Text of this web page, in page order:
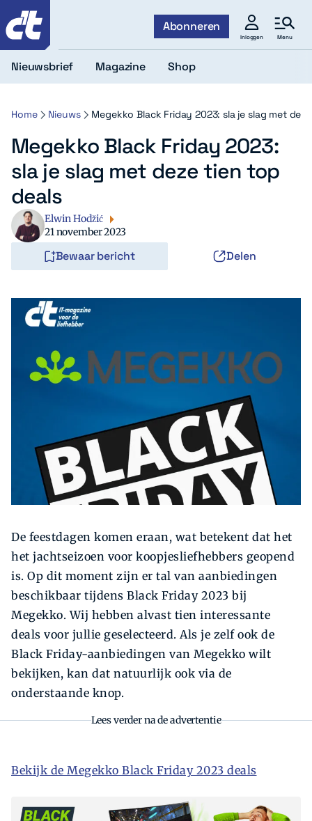
Abonneren
Inloggen Menu
Zoeken
Nieuwsbrief Magazine Shop
Home Nieuws Megekko Black Friday 2023: sla je slag met
Megekko Black Friday 2023:
sla je slag met deze tien top
deals
Elwin Hodžić
21 november 2023
Bewaar bericht Delen
De feestdagen komen eraan, wat betekent dat het
het jachtseizoen voor koopjesliefhebbers geopend
is. Op dit moment zijn er tal van aanbiedingen
beschikbaar tijdens Black Friday 2023 bij
Megekko. Wij hebben alvast tien interessante
deals voor jullie geselecteerd. Als je zelf ook de
Black Friday-aanbiedingen van Megekko wilt
bekijken, kan dat natuurlijk ook via de
onderstaande knop.
Lees verder na de advertentie
Bekijk de Megekko Black Friday 2023 deals